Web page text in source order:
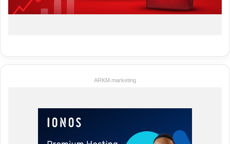
ARKM.marketing